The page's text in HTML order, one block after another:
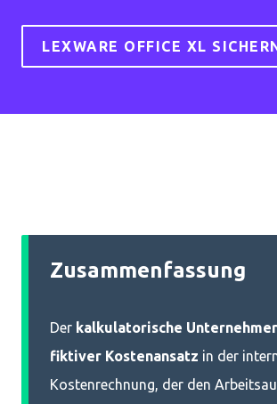
LEXWARE OFFICE XL
Zusammenfassung
Der kalkulatorische
fiktiver Kostenansatz in der
Kostenrechnung, der den